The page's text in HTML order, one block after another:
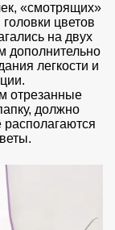
«смотрящих»
цветов
на двух
дополнительно
легкости и
отрезанные
должно
располагаются